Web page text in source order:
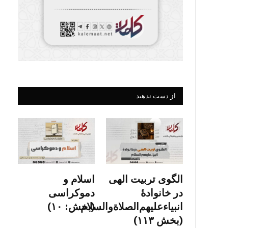
از دست ندهید
الگوی تربیت الهی
در خانوادۀ
انبیاءعلیهم‌الصلاةو‌السلام
(بخش ۱۱۳)
اسلام و
دموکراسی
(بخش: ۱۰)